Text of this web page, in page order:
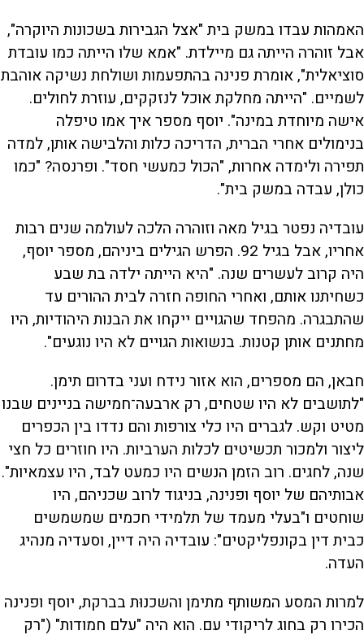
האמהות עבדו במשק בית "אצל הגבירות בשכונות היוקרה",
אבל זוהרה הייתה גם מיילדת. "אמא שלו הייתה כמו עובדת
סוציאלית", אומרת פנינה בהתפעמות ושולחת נשיקה אוהבת
לשמיים. "הייתה מחלקת אוכל לנזקקים, עוזרת לחולים.
אישה מיוחדת במינה". יוסף מספר איך אמו טיפלה
בנימולים אחרי הברית, הדריכה כלות והלבישה אותן, למדה
תפירה ולימדה אחרות, "הכול כמעשי חסד". ופרנסה? "כמו
כולן, עבדה במשק בית".
עובדיה נפטר בגיל מאה וזוהרה הלכה לעולמה שנים רבות
אחריו, אבל בגיל 92. הפרש הגילים ביניהם, מספר יוסף,
היה קרוב לעשרים שנה. "היא הייתה ילדה בת שבע
כשחיתנו אותם, ואחרי החופה חזרה לבית ההורים עד
שהתבגרה. מהפחד שהגויים ייקחו את הבנות היהודיות, היו
מחתנים אותן קטנות. בנשואות הגויים לא היו נוגעים".
חבאן, הם מספרים, הוא אזור נידח ועני בדרום תימן.
"לתושבים לא היו שטחים, רק ארבעה־חמישה בניינים שבנו
מטיט וקש. לגברים היו כלי צורפות והם נדדו בין הכפרים
ליצור ולמכור תכשיטים לכלות הערביות. היו חוזרים כל חצי
שנה, לחגים. רוב הזמן הנשים היו כמעט לבד, היו עצמאיות".
אבותיהם של יוסף ופנינה, בניגוד לרוב שכניהם, היו
שוחטים ו"בעלי מעמד של תלמידי חכמים שמשמשים
כבית דין בקונפליקטים": עובדיה היה דיין, וסעדיה מנהיג
העדה.
למרות המסע המשותף מתימן והשכנוּת בברקת, יוסף ופנינה
הכירו רק בחוג לריקודי עם. הוא היה "עלם חמודות" ("רק